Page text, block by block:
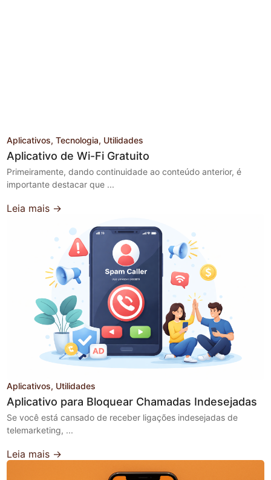
Aplicativos Tecnologia Utilidades
Aplicativo de Wi-Fi Gratuito
Primeiramente, dando continuidade ao conteúdo anterior, é
importante destacar que ...
Leia mais →
Aplicativos Utilidades
Aplicativo para Bloquear Chamadas Indesejadas
Se você está cansado de receber ligações indesejadas de
telemarketing, ...
Leia mais →